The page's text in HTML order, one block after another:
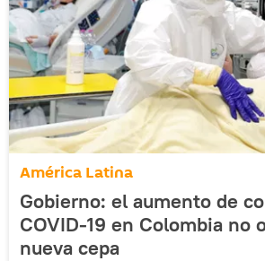
América Latina
Gobierno: el aumento de
COVID-19 en Colombia no
nueva cepa